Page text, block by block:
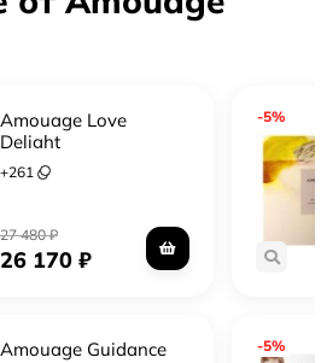
и неповторимое звучание.
Amouage Love
Delight
+261
27 480₽
26 170₽
Amouage Guidance
-5%
-5%